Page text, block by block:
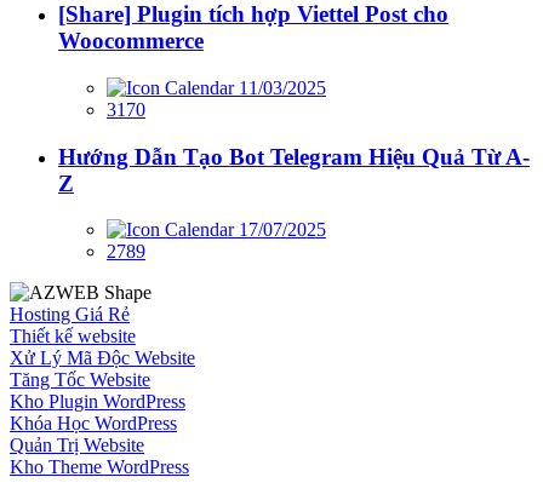
[Share] Plugin tích hợp Viettel Post cho
Woocommerce
11/03/2025
3170
Hướng Dẫn Tạo Bot Telegram Hiệu Quả Từ A-
Z
17/07/2025
2789
Hosting Giá Rẻ
Thiết kế website
Xử Lý Mã Độc Website
Tăng Tốc Website
Kho Plugin WordPress
Khóa Học WordPress
Quản Trị Website
Kho Theme WordPress